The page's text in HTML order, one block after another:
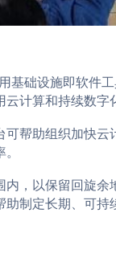
基础设施即软件
计算和持续数
帮助组织加快
，以保留回旋
制定长期、可持